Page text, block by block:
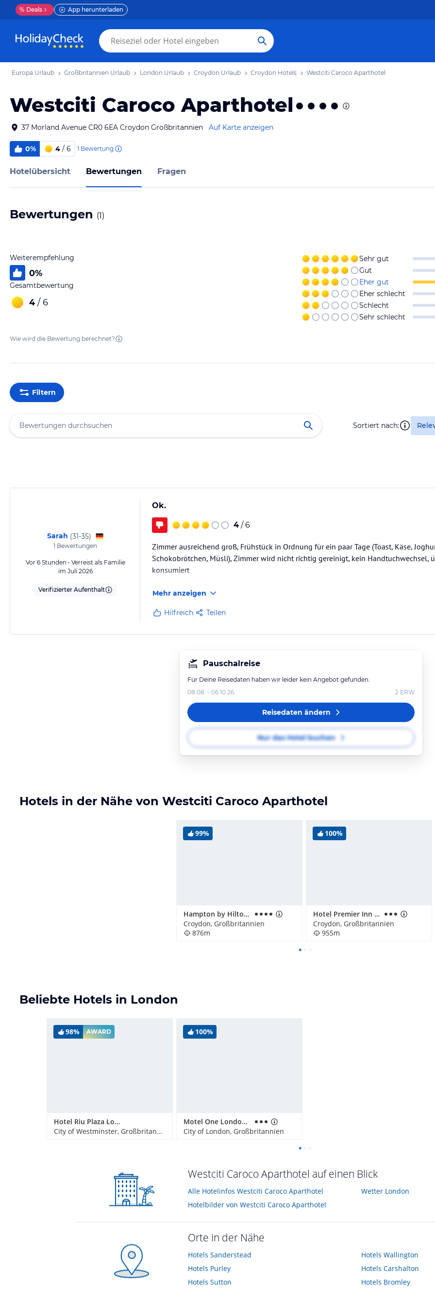
% Deals App herunterladen
Europa Urlaub Großbritannien Urlaub London Urlaub Croydon Urlaub Croydon Hotels Westciti Caroco Aparthotel
Westciti Caroco Aparthotel
37 Morland Avenue CR0 6EA Croydon Großbritannien Auf Karte anzeigen
0% 4 / 6 1 Bewertung
Hotelübersicht Bewertungen Fragen
Bewertungen (1)
Weiterempfehlung
0%
Gesamtbewertung
4 / 6
Sehr gut
Gut
Eher gut
Eher schlecht
Schlecht
Sehr schlecht
Wie wird die Bewertung berechnet?
Filtern
Sortiert nach:
Sarah (31-35)
1 Bewertungen
Vor 6 Stunden • Verreist als Familie
im Juli 2026
Verifizierter Aufenthalt
Ok.
4 / 6
Zimmer ausreichend groß, Frühstück in Ordnung für ein paar Tage (Toast, Käse,
Schokobrötchen, Müsli), Zimmer wird nicht richtig gereinigt, kein Handtuchwechsel,
konsumiert
Mehr anzeigen
Hilfreich Teilen
Pauschalreise
Für Deine Reisedaten haben wir leider kein Angebot gefunden.
08.08. - 06.10.26
2 ERW
Reisedaten ändern
Nur das Hotel buchen
Hotels in der Nähe von Westciti Caroco Aparthotel
99%
Hampton by Hilton London Croydon
Croydon, Großbritannien
876m
100%
Hotel Premier Inn Croydon Town Centre
Croydon, Großbritannien
955m
Beliebte Hotels in London
98% AWARD
Hotel Riu Plaza London Victoria
City of Westminster, Großbritannien
100%
Motel One London-Tower Hill
City of London, Großbritannien
Westciti Caroco Aparthotel auf einen Blick
Alle Hotelinfos Westciti Caroco Aparthotel
Hotelbilder von Westciti Caroco Aparthotel
Wetter London
Orte in der Nähe
Hotels Sanderstead
Hotels Purley
Hotels Sutton
Hotels Wallington
Hotels Carshalton
Hotels Bromley